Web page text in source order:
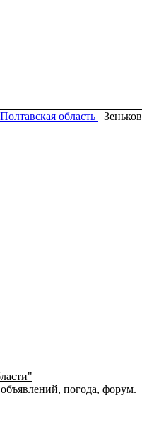
Полтавская область
Зеньков
погода, форум.